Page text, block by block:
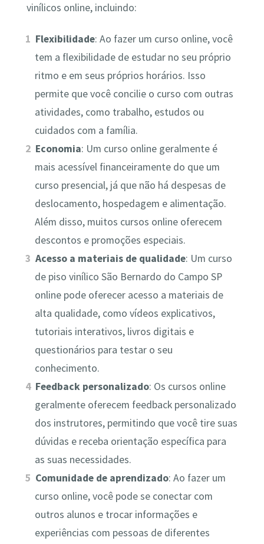
vinílicos online, incluindo:
Flexibilidade: Ao fazer um curso online, você
tem a flexibilidade de estudar no seu próprio
ritmo e em seus próprios horários. Isso
permite que você concilie o curso com outras
atividades, como trabalho, estudos ou
cuidados com a família.
Economia: Um curso online geralmente é
mais acessível financeiramente do que um
curso presencial, já que não há despesas de
deslocamento, hospedagem e alimentação.
Além disso, muitos cursos online oferecem
descontos e promoções especiais.
Acesso a materiais de qualidade: Um curso
de piso vinílico São Bernardo do Campo SP
online pode oferecer acesso a materiais de
alta qualidade, como vídeos explicativos,
tutoriais interativos, livros digitais e
questionários para testar o seu
conhecimento.
Feedback personalizado: Os cursos online
geralmente oferecem feedback personalizado
dos instrutores, permitindo que você tire suas
dúvidas e receba orientação específica para
as suas necessidades.
Comunidade de aprendizado: Ao fazer um
curso online, você pode se conectar com
outros alunos e trocar informações e
experiências com pessoas de diferentes